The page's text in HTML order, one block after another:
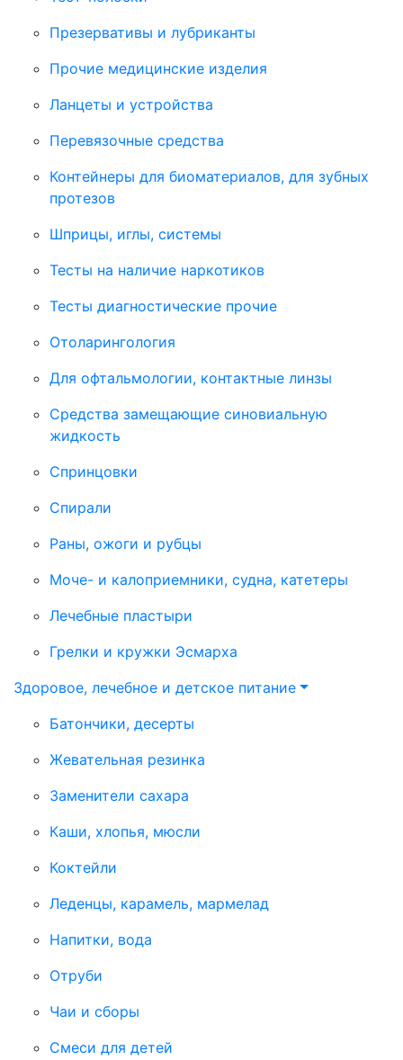
Презервативы и лубриканты
Прочие медицинские изделия
Ланцеты и устройства
Перевязочные средства
Контейнеры для биоматериалов, для зубных
протезов
Шприцы, иглы, системы
Тесты на наличие наркотиков
Тесты диагностические прочие
Отоларингология
Для офтальмологии, контактные линзы
Средства замещающие синовиальную
жидкость
Спринцовки
Спирали
Раны, ожоги и рубцы
Моче- и калоприемники, судна, катетеры
Лечебные пластыри
Грелки и кружки Эсмарха
Здоровое, лечебное и детское питание
Батончики, десерты
Жевательная резинка
Заменители сахара
Каши, хлопья, мюсли
Коктейли
Леденцы, карамель, мармелад
Напитки, вода
Отруби
Чаи и сборы
Смеси для детей